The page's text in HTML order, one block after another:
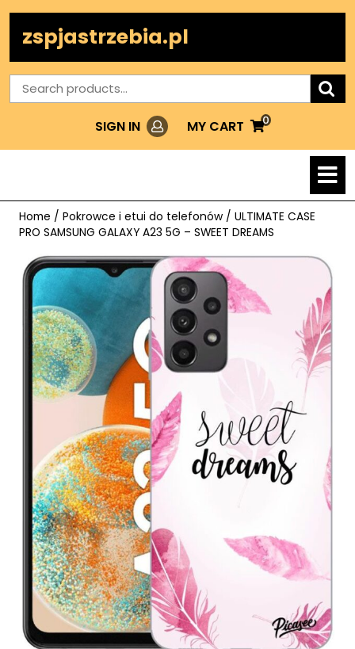
contentzspjastrzebia.pl
Search
for:
SIGN IN LoginMY CART
MY
0
Home / Pokrowce i etui do telefonów / ULTIMATE CASE
PRO SAMSUNG GALAXY A23 5G – SWEET DREAMS